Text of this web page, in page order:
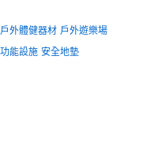
戶外體健器材 戶外遊樂場
能設施 安全地墊